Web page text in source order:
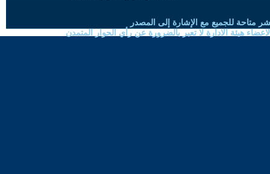
متاحة للجميع مع الإشارة إلى المصدر
هيئة الادارة لا تعبر بالضرورة عن رأي الحوار المتمدن